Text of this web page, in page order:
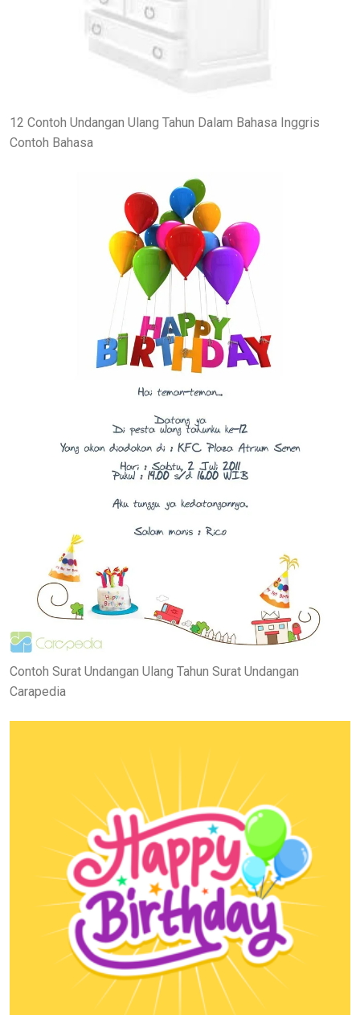
12 Contoh Undangan Ulang Tahun Dalam Bahasa Inggris
Contoh Bahasa
Contoh Surat Undangan Ulang Tahun Surat Undangan
Carapedia